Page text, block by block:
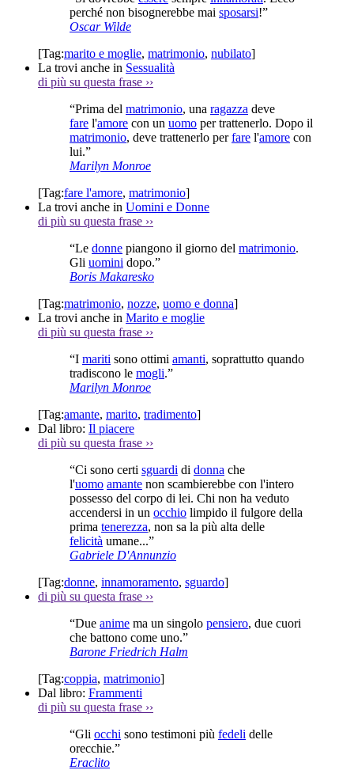
perché non bisognerebbe mai sposarsi!”
Oscar Wilde
[Tag:marito e moglie, matrimonio, nubilato]
La trovi anche in Sessualità
di più su questa frase ››
“Prima del matrimonio, una ragazza deve
fare l'amore con un uomo per trattenerlo. Dopo il
matrimonio, deve trattenerlo perfare l'amore con
lui.”
Marilyn Monroe
[Tag:fare l'amore, matrimonio]
La trovi anche in Uomini e Donne
di più su questa frase ››
“Le donne piangono il giorno del matrimonio.
Gli uomini dopo.”
Boris Makaresko
[Tag:matrimonio, nozze, uomo e donna]
La trovi anche in Marito e moglie
di più su questa frase ››
“I mariti sono ottimi amanti, soprattutto quando
tradiscono le mogli.”
Marilyn Monroe
[Tag:amante, marito, tradimento]
Dal libro: Il piacere
di più su questa frase ››
“Ci sono certi sguardi di donna che
l'uomo amante non scambierebbe con l'intero
possesso del corpo di lei. Chi non ha veduto
accendersi in un occhio limpido il fulgore della
prima tenerezza, non sa la più alta delle
felicità umane...”
Gabriele D'Annunzio
[Tag:donne, innamoramento, sguardo]
di più su questa frase ››
“Due anime ma un singolo pensiero, due cuori
che battono come uno.”
Barone Friedrich Halm
[Tag:coppia, matrimonio]
Dal libro: Frammenti
di più su questa frase ››
“Gli occhi sono testimoni più fedeli delle
orecchie.”
Eraclito